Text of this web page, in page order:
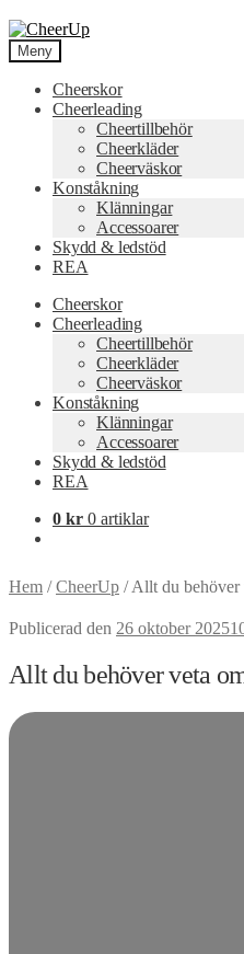
Hoppa
till
navigering
Hoppa
till
innehåll
Meny
Cheerskor
Cheerleading
Cheertillbehör
Cheerkläder
Cheerväskor
Konståkning
Klänningar
Accessoarer
Skydd & ledstöd
REA
Cheerskor
Cheerleading
Cheertillbehör
Cheerkläder
Cheerväskor
Konståkning
Klänningar
Accessoarer
Skydd & ledstöd
REA
0 kr 0 artiklar
Hem /CheerUp /Allt du behöver
Publicerad den 26 oktober 2025
Allt du behöver veta